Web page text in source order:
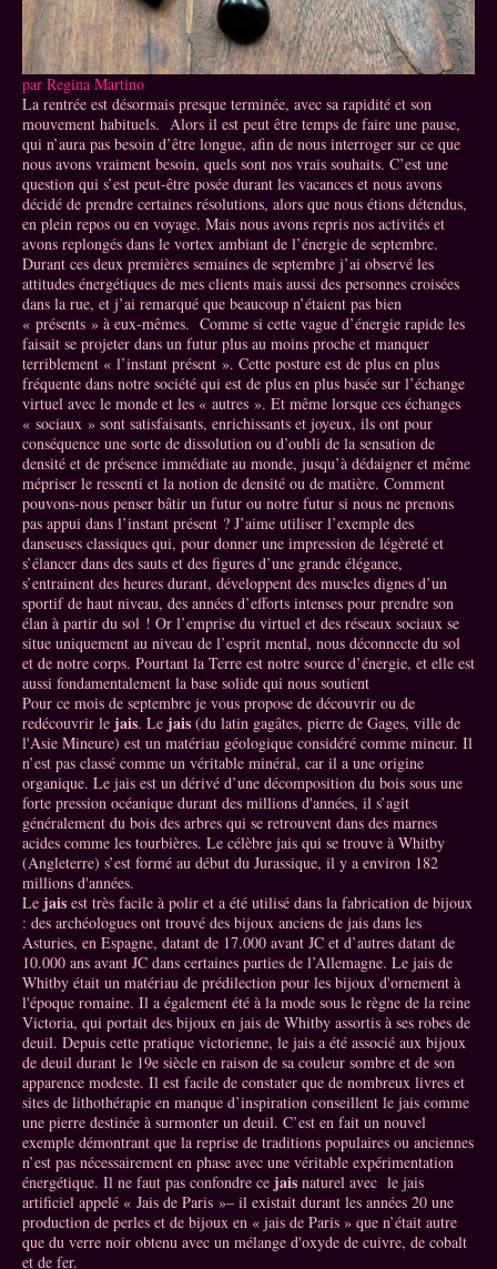
par Regina Martino
La rentrée est désormais presque terminée, avec sa rapidité et son
mouvement habituels. Alors il est peut être temps de faire une pause,
qui n’aura pas besoin d’être longue, afin de nous interroger sur ce que
nous avons vraiment besoin, quels sont nos vrais souhaits. C’est une
question qui s’est peut-être posée durant les vacances et nous avons
décidé de prendre certaines résolutions, alors que nous étions détendus,
en plein repos ou en voyage. Mais nous avons repris nos activités et
avons replongés dans le vortex ambiant de l’énergie de septembre.
Durant ces deux premières semaines de septembre j’ai observé les
attitudes énergétiques de mes clients mais aussi des personnes croisées
dans la rue, et j’ai remarqué que beaucoup n’étaient pas bien
« présents » à eux-mêmes. Comme si cette vague d’énergie rapide les
faisait se projeter dans un futur plus au moins proche et manquer
terriblement « l’instant présent ». Cette posture est de plus en plus
fréquente dans notre société qui est de plus en plus basée sur l’échange
virtuel avec le monde et les « autres ». Et même lorsque ces échanges
« sociaux » sont satisfaisants, enrichissants et joyeux, ils ont pour
conséquence une sorte de dissolution ou d’oubli de la sensation de
densité et de présence immédiate au monde, jusqu’à dédaigner et même
mépriser le ressenti et la notion de densité ou de matière. Comment
pouvons-nous penser bâtir un futur ou notre futur si nous ne prenons
pas appui dans l’instant présent ? J’aime utiliser l’exemple des
danseuses classiques qui, pour donner une impression de légèreté et
s’élancer dans des sauts et des figures d’une grande élégance,
s’entrainent des heures durant, développent des muscles dignes d’un
sportif de haut niveau, des années d’efforts intenses pour prendre son
élan à partir du sol ! Or l’emprise du virtuel et des réseaux sociaux se
situe uniquement au niveau de l’esprit mental, nous déconnecte du sol
et de notre corps. Pourtant la Terre est notre source d’énergie, et elle est
aussi fondamentalement la base solide qui nous soutient
Pour ce mois de septembre je vous propose de découvrir ou de
redécouvrir le jais. Le jais (du latin gagâtes, pierre de Gages, ville de
l'Asie Mineure) est un matériau géologique considéré comme mineur. Il
n’est pas classé comme un véritable minéral, car il a une origine
organique. Le jais est un dérivé d’une décomposition du bois sous une
forte pression océanique durant des millions d'années, il s’agit
généralement du bois des arbres qui se retrouvent dans des marnes
acides comme les tourbières. Le célèbre jais qui se trouve à Whitby
(Angleterre) s’est formé au début du Jurassique, il y a environ 182
millions d'années.
Le jais est très facile à polir et a été utilisé dans la fabrication de bijoux
: des archéologues ont trouvé des bijoux anciens de jais dans les
Asturies, en Espagne, datant de 17.000 avant JC et d’autres datant de
10.000 ans avant JC dans certaines parties de l’Allemagne. Le jais de
Whitby était un matériau de prédilection pour les bijoux d'ornement à
l'époque romaine. Il a également été à la mode sous le règne de la reine
Victoria, qui portait des bijoux en jais de Whitby assortis à ses robes de
deuil. Depuis cette pratique victorienne, le jais a été associé aux bijoux
de deuil durant le 19e siècle en raison de sa couleur sombre et de son
apparence modeste. Il est facile de constater que de nombreux livres et
sites de lithothérapie en manque d’inspiration conseillent le jais comme
une pierre destinée à surmonter un deuil. C’est en fait un nouvel
exemple démontrant que la reprise de traditions populaires ou anciennes
n’est pas nécessairement en phase avec une véritable expérimentation
énergétique. Il ne faut pas confondre ce jais naturel avec le jais
artificiel appelé « Jais de Paris »– il existait durant les années 20 une
production de perles et de bijoux en « jais de Paris » que n’était autre
que du verre noir obtenu avec un mélange d'oxyde de cuivre, de cobalt
et de fer.